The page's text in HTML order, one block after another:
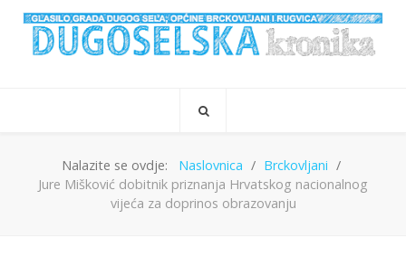
Nalazite se ovdje: Naslovnica
Brckovljani
Jure Mišković dobitnik priznanja Hrvatskog nacionalnog
vijeća za doprinos obrazovanju